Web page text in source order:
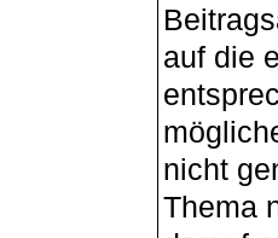
auf die
nicht
Thema